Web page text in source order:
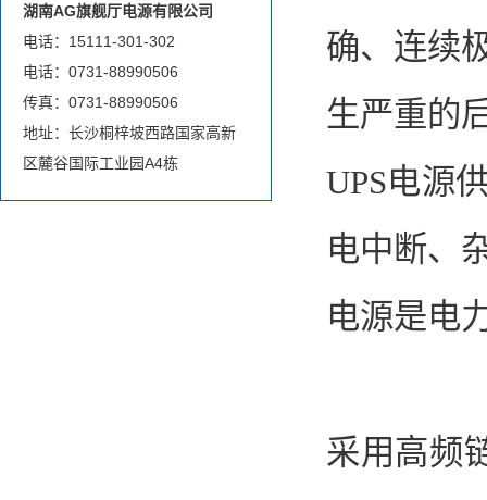
湖南AG旗舰厅电源有限公司
电话：15111-301-302
电话：0731-88990506
传真：0731-88990506
地址：长沙桐梓坡西路国家高新
区麓谷国际工业园A4栋
确、连续
生严重的
UPS电源
电中断、
电源是电
采用高频